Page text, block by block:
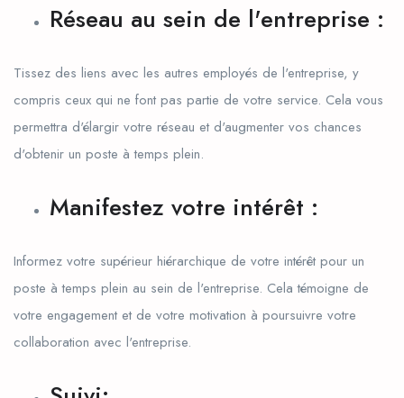
Réseau au sein de l'entreprise :
Tissez des liens avec les autres employés de l'entreprise, y
compris ceux qui ne font pas partie de votre service. Cela vous
permettra d'élargir votre réseau et d'augmenter vos chances
d'obtenir un poste à temps plein.
Manifestez votre intérêt :
Informez votre supérieur hiérarchique de votre intérêt pour un
poste à temps plein au sein de l'entreprise. Cela témoigne de
votre engagement et de votre motivation à poursuivre votre
collaboration avec l'entreprise.